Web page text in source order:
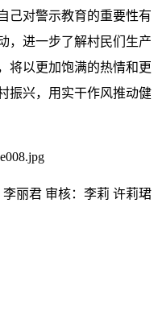
己对警示教育的重要性有
，进一步了解村民们生产
将以更加饱满的热情和更
振兴，用实干作风推动健
李丽君 审核：李莉 许莉珺